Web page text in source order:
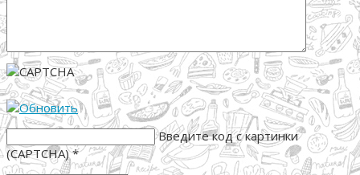
Введите код с картинки
(CAPTCHA)*